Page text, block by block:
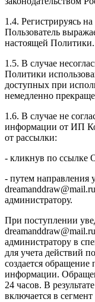
1.4. Регистрируясь
Пользователь
настоящей Политики.
1.5. В случае
Политики
доступных при
немедленно
1.6. В случае не
информации от ИП
от рассылки:
- кликнув по ссылке
- путем направления
администратору.
При поступлении
администратору в
для учета действий
создается
информации.
24 часов. В
включается в